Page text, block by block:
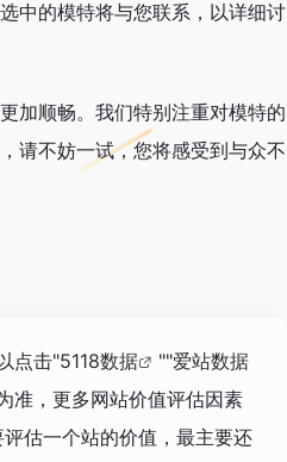
中的模特将与您联系，以详细讨
加顺畅。我们特别注重对模特的
请不妨一试，您将感受到与众不
点击"5118数据 ""爱站数据
准，更多网站价值评估因素
估一个站的价值，最主要还